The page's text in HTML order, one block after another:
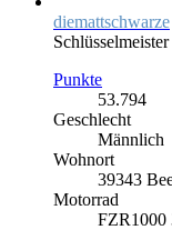
diemattschwarze
Schlüsselmeister
Punkte
53.794
Geschlecht
Männlich
Wohnort
39343
Motorrad
FZR1000